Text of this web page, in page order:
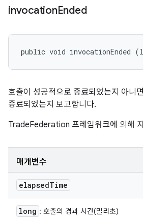
invocationEnded
public void invocationEnded
호출이 성공적으로 종료되었는지 아니
종료되었는지 보고합니다.
TradeFederation 프레임워크에 의해
매개변수
elapsedTime
long : 호출의 경과 시간(밀리초)